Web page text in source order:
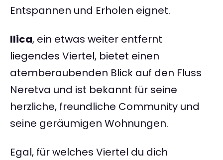
Entspannen und Erholen eignet.
Ilica, ein etwas weiter entfernt
liegendes Viertel, bietet einen
atemberaubenden Blick auf den Fluss
Neretva und ist bekannt für seine
herzliche, freundliche Community und
seine geräumigen Wohnungen.
Egal, für welches Viertel du dich